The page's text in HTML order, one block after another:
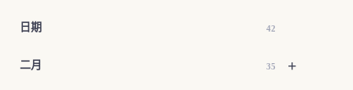
日期 42
+
二月 35